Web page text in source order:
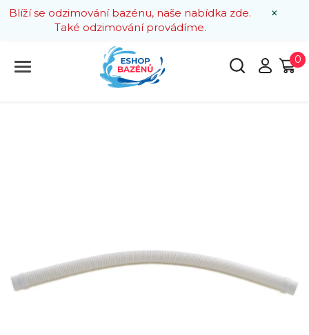
×
Blíží se odzimování bazénu, naše nabídka zde.
Také odzimování provádíme.
0